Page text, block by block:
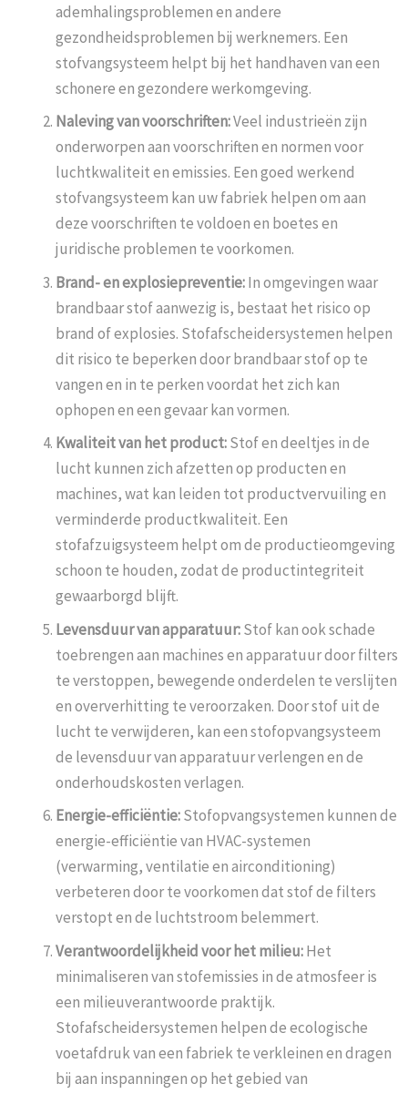
ademhalingsproblemen en andere
gezondheidsproblemen bij werknemers. Een
stofvangsysteem helpt bij het handhaven van een
schonere en gezondere werkomgeving.
Naleving van voorschriften:Veel industrieën zijn
onderworpen aan voorschriften en normen voor
luchtkwaliteit en emissies. Een goed werkend
stofvangsysteem kan uw fabriek helpen om aan
deze voorschriften te voldoen en boetes en
juridische problemen te voorkomen.
Brand- en explosiepreventie:In omgevingen waar
brandbaar stof aanwezig is, bestaat het risico op
brand of explosies. Stofafscheidersystemen helpen
dit risico te beperken door brandbaar stof op te
vangen en in te perken voordat het zich kan
ophopen en een gevaar kan vormen.
Kwaliteit van het product:Stof en deeltjes in de
lucht kunnen zich afzetten op producten en
machines, wat kan leiden tot productvervuiling en
verminderde productkwaliteit. Een
stofafzuigsysteem helpt om de productieomgeving
schoon te houden, zodat de productintegriteit
gewaarborgd blijft.
Levensduur van apparatuur:Stof kan ook schade
toebrengen aan machines en apparatuur door filters
te verstoppen, bewegende onderdelen te verslijten
en oververhitting te veroorzaken. Door stof uit de
lucht te verwijderen, kan een stofopvangsysteem
de levensduur van apparatuur verlengen en de
onderhoudskosten verlagen.
Energie-efficiëntie:Stofopvangsystemen kunnen de
energie-efficiëntie van HVAC-systemen
(verwarming, ventilatie en airconditioning)
verbeteren door te voorkomen dat stof de filters
verstopt en de luchtstroom belemmert.
Verantwoordelijkheid voor het milieu:Het
minimaliseren van stofemissies in de atmosfeer is
een milieuverantwoorde praktijk.
Stofafscheidersystemen helpen de ecologische
voetafdruk van een fabriek te verkleinen en dragen
bij aan inspanningen op het gebied van